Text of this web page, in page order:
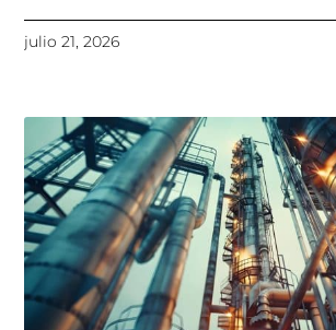
julio 21, 2026